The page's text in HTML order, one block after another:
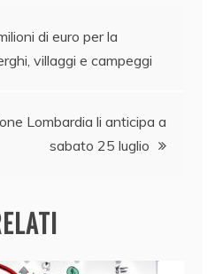
A
p
vi
di
di euro per la
villaggi e campeggi
Lombardia li anticipa a
sabato 25 luglio